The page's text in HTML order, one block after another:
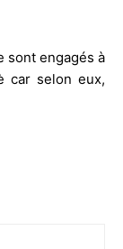
sont engagés à
car selon eux,